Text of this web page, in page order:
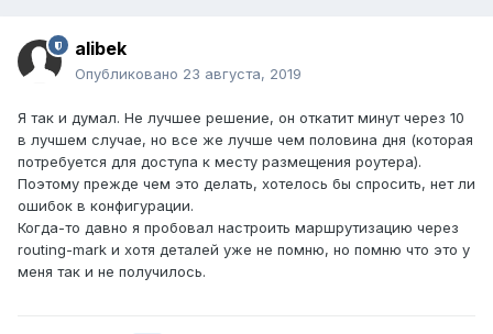
alibek
Опубликовано 23 августа, 2019
Я так и думал. Не лучшее решение, он откатит минут через 10
в лучшем случае, но все же лучше чем половина дня (которая
потребуется для доступа к месту размещения роутера).
Поэтому прежде чем это делать, хотелось бы спросить, нет ли
ошибок в конфигурации.
Когда-то давно я пробовал настроить маршрутизацию через
routing-mark и хотя деталей уже не помню, но помню что это у
меня так и не получилось.